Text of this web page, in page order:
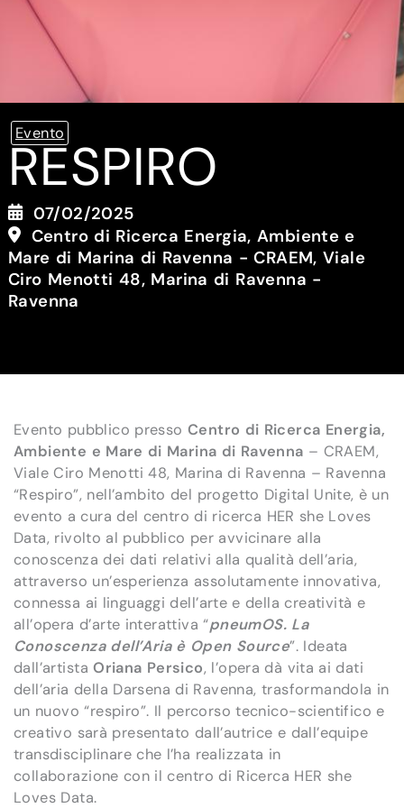
Evento
RESPIRO
07/02/2025
Centro di Ricerca Energia, Ambiente e
Mare di Marina di Ravenna - CRAEM, Viale
Ciro Menotti 48, Marina di Ravenna -
Ravenna
Evento pubblico presso Centro di Ricerca Energia,
Ambiente e Mare di Marina di Ravenna – CRAEM,
Viale Ciro Menotti 48, Marina di Ravenna – Ravenna
“Respiro”, nell’ambito del progetto Digital Unite, è un
evento a cura del centro di ricerca HER she Loves
Data, rivolto al pubblico per avvicinare alla
conoscenza dei dati relativi alla qualità dell’aria,
attraverso un’esperienza assolutamente innovativa,
connessa ai linguaggi dell’arte e della creatività e
all’opera d’arte interattiva “pneumOS. La
Conoscenza dell’Aria è Open Source”. Ideata
dall’artistaOriana Persico, l’opera dà vita ai dati
dell’aria della Darsena di Ravenna, trasformandola in
un nuovo “respiro”. Il percorso tecnico-scientifico e
creativo sarà presentato dall’autrice e dall’equipe
transdisciplinare che l’ha realizzata in
collaborazione con il centro di Ricerca HER she
Loves Data.